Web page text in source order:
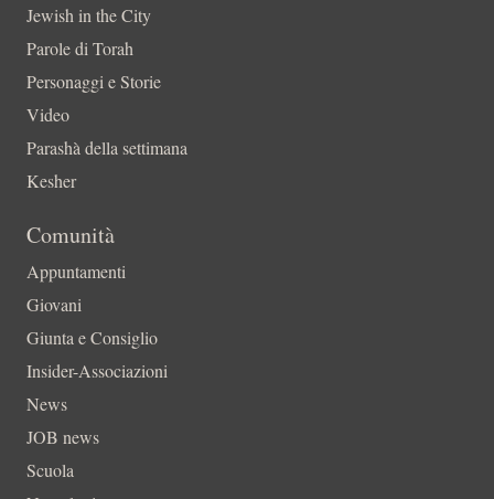
Jewish in the City
Parole di Torah
Personaggi e Storie
Video
Parashà della settimana
Kesher
Comunità
Appuntamenti
Giovani
Giunta e Consiglio
Insider-Associazioni
News
JOB news
Scuola